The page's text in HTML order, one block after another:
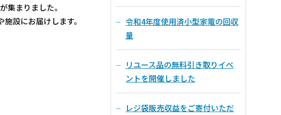
集まりました。
設にお届けします。
令和4年度使用済小型家電の回収
量
リユース品の無料引き取りイベ
ントを開催しました
レジ袋販売収益をご寄付いただ